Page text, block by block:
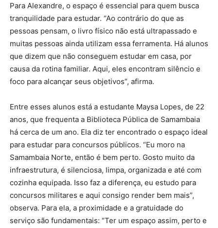
Para Alexandre, o espaço é essencial para quem busca
tranquilidade para estudar. “Ao contrário do que as
pessoas pensam, o livro físico não está ultrapassado e
muitas pessoas ainda utilizam essa ferramenta. Há alunos
que dizem que não conseguem estudar em casa, por
causa da rotina familiar. Aqui, eles encontram silêncio e
foco para alcançar seus objetivos”, afirma.
Entre esses alunos está a estudante Maysa Lopes, de 22
anos, que frequenta a Biblioteca Pública de Samambaia
há cerca de um ano. Ela diz ter encontrado o espaço ideal
para estudar para concursos públicos. “Eu moro na
Samambaia Norte, então é bem perto. Gosto muito da
infraestrutura, é silenciosa, limpa, organizada e até com
cozinha equipada. Isso faz a diferença, eu estudo para
concursos militares e aqui consigo render bem mais”,
observa. Para ela, a proximidade e a gratuidade do
serviço são fundamentais: “Ter um espaço assim, perto e